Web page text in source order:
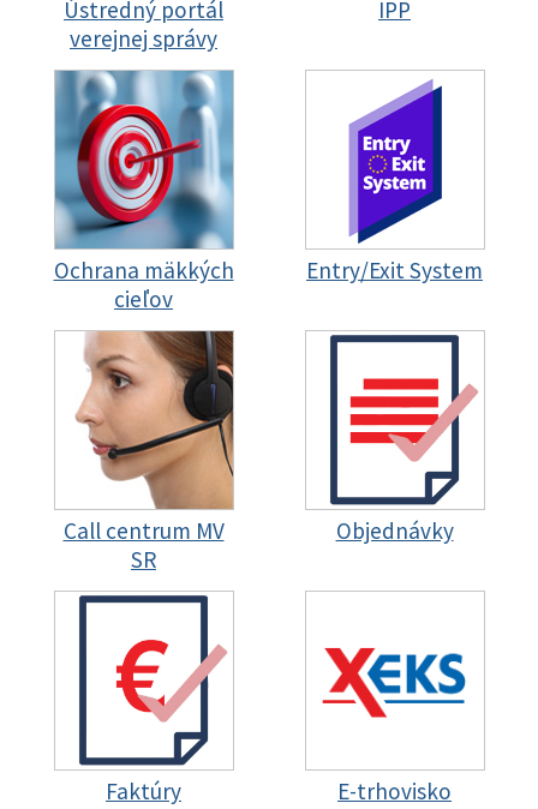
Ústredný portál
verejnej správy
IPP
Ochrana mäkkých
cieľov
Entry/Exit System
Call centrum MV
SR
Objednávky
Faktúry E-trhovisko